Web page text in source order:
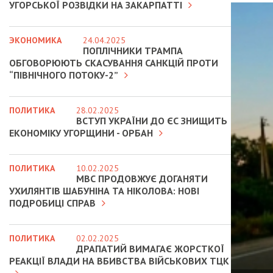
УГОРСЬКОЇ РОЗВІДКИ НА ЗАКАРПАТТІ
ЭКОНОМИКА 24.04.2025
ПОПЛІЧНИКИ ТРАМПА
ОБГОВОРЮЮТЬ СКАСУВАННЯ САНКЦІЙ ПРОТИ
“ПІВНІЧНОГО ПОТОКУ-2”
ПОЛИТИКА 28.02.2025
ВСТУП УКРАЇНИ ДО ЄС ЗНИЩИТЬ
ЕКОНОМІКУ УГОРЩИНИ - ОРБАН
ПОЛИТИКА 10.02.2025
МВС ПРОДОВЖУЄ ДОГАНЯТИ
УХИЛЯНТІВ ШАБУНІНА ТА НІКОЛОВА: НОВІ
ПОДРОБИЦІ СПРАВ
ПОЛИТИКА 02.02.2025
ДРАПАТИЙ ВИМАГАЄ ЖОРСТКОЇ
РЕАКЦІЇ ВЛАДИ НА ВБИВСТВА ВІЙСЬКОВИХ ТЦК